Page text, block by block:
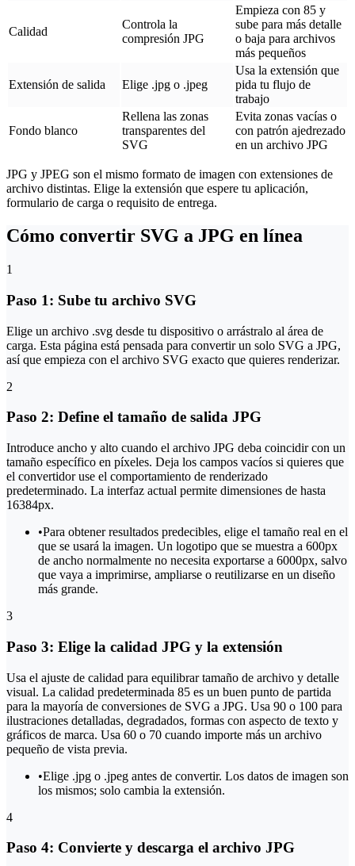
Calidad
Controla la
compresión JPG
Empieza con 85 y
sube para más detalle
o baja para archivos
más pequeños
Extensión de salida Elige .jpg o .jpeg
Usa la extensión que
pida tu flujo de
trabajo
Fondo blanco
Rellena las zonas
transparentes del
SVG
Evita zonas vacías o
con patrón ajedrezado
en un archivo JPG
JPG y JPEG son el mismo formato de imagen con extensiones de
archivo distintas. Elige la extensión que espere tu aplicación,
formulario de carga o requisito de entrega.
Cómo convertir SVG a JPG en línea
1
Paso 1: Sube tu archivo SVG
Elige un archivo .svg desde tu dispositivo o arrástralo al área de
carga. Esta página está pensada para convertir un solo SVG a JPG,
así que empieza con el archivo SVG exacto que quieres renderizar.
2
Paso 2: Define el tamaño de salida JPG
Introduce ancho y alto cuando el archivo JPG deba coincidir con un
tamaño específico en píxeles. Deja los campos vacíos si quieres que
el convertidor use el comportamiento de renderizado
predeterminado. La interfaz actual permite dimensiones de hasta
16384px.
•Para obtener resultados predecibles, elige el tamaño real en el
que se usará la imagen. Un logotipo que se muestra a 600px
de ancho normalmente no necesita exportarse a 6000px, salvo
que vaya a imprimirse, ampliarse o reutilizarse en un diseño
más grande.
3
Paso 3: Elige la calidad JPG y la extensión
Usa el ajuste de calidad para equilibrar tamaño de archivo y detalle
visual. La calidad predeterminada 85 es un buen punto de partida
para la mayoría de conversiones de SVG a JPG. Usa 90 o 100 para
ilustraciones detalladas, degradados, formas con aspecto de texto y
gráficos de marca. Usa 60 o 70 cuando importe más un archivo
pequeño de vista previa.
•Elige .jpg o .jpeg antes de convertir. Los datos de imagen son
los mismos; solo cambia la extensión.
4
Paso 4: Convierte y descarga el archivo JPG